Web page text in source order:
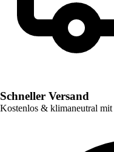
Schneller Versand
Kostenlos & klimaneutral mit